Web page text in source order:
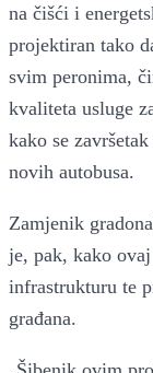
na čišći i
projektiran tako
svim peronima,
kvaliteta usluge
kako se
novih autobusa.
Zamjenik
je, pak, kako
infrastrukturu te
građana.